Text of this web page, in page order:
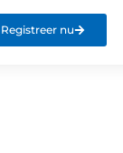
Registreer nu